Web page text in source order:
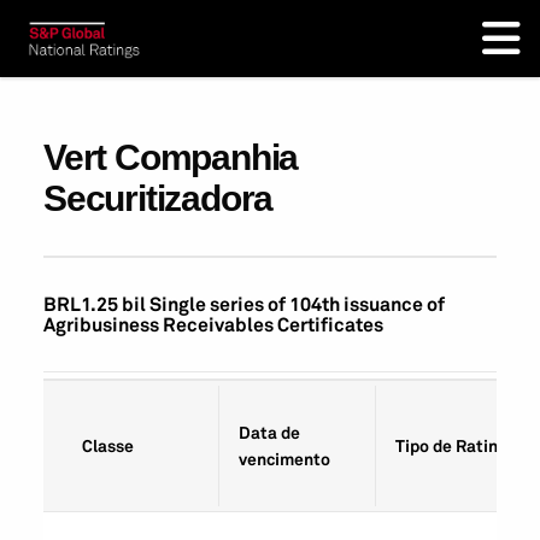
Vert Companhia
Securitizadora
BRL1.25 bil Single series of 104th issuance of
Agribusiness Receivables Certificates
Classe
Data de
vencimento
Tipo de Rating